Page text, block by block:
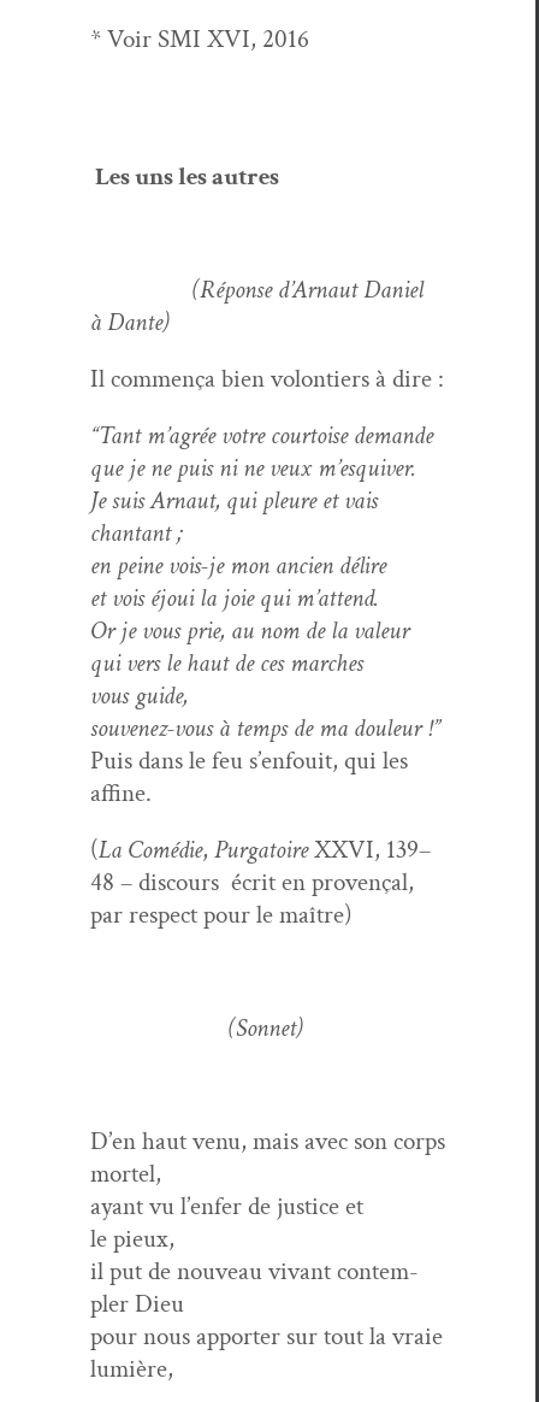
* Voir SMI XVI, 2016
Les uns les autres
(Réponse d’Arnaut Daniel
à Dante)
Il com­mença bien volon­tiers à dire :
“Tant m’agrée votre cour­toise demande
que je ne puis ni ne veux m’esquiver.
Je suis Arnaut, qui pleure et vais
chantant ;
en peine vois-je mon ancien délire
et vois éjoui la joie qui m’attend.
Or je vous prie, au nom de la valeur
qui vers le haut de ces march­es
vous guide,
sou­venez-vous à temps de ma douleur !”
Puis dans le feu s’enfouit, qui les
affine.
(La Comédie, Pur­ga­toireXXVI, 139–
48 – dis­cours écrit en provençal,
par respect pour le maître)
(Son­net)
D’en haut venu, mais avec son corps
mortel,
ayant vu l’enfer de jus­tice et
le pieux,
il put de nou­veau vivant con­tem­
pler Dieu
pour nous apporter sur tout la vraie
lumière,